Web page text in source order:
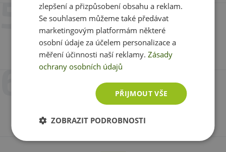
9. 5. 2025 v 19:45
KAMILA Srncová
Varianta: bez příchuti
Spatne rozpustny, hrudkovity
Veronika Kociánová
Chuťově dobrý, nepřeslazený. Ale velice špatná
rozpustnot
zlepšení a přizpůsobení obsahu a reklam.
Se souhlasem můžeme také předávat
marketingovým platformám některé
osobní údaje za účelem personalizace a
měření účinnosti naší reklamy.Zásady
ochrany osobních údajů
PŘIJMOUT VŠE
ZOBRAZIT PODROBNOSTI